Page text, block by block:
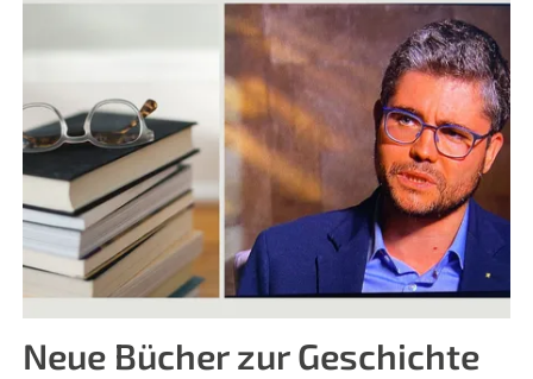
Neue Bücher zur Geschichte